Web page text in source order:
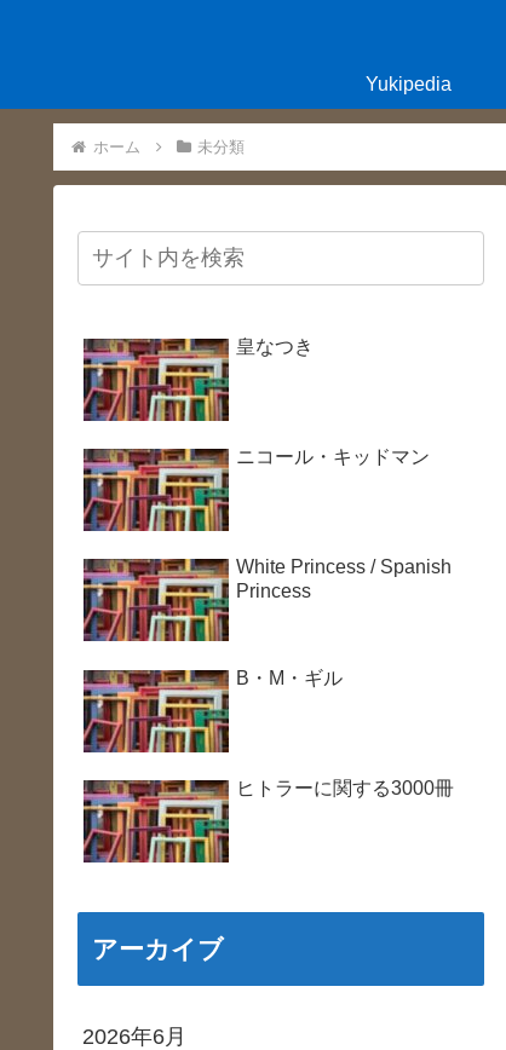
Yukipedia
ホーム 未分類
皇なつき
ニコール・キッドマン
White Princess / Spanish
Princess
B・M・ギル
ヒトラーに関する3000冊
アーカイブ
2026年6月